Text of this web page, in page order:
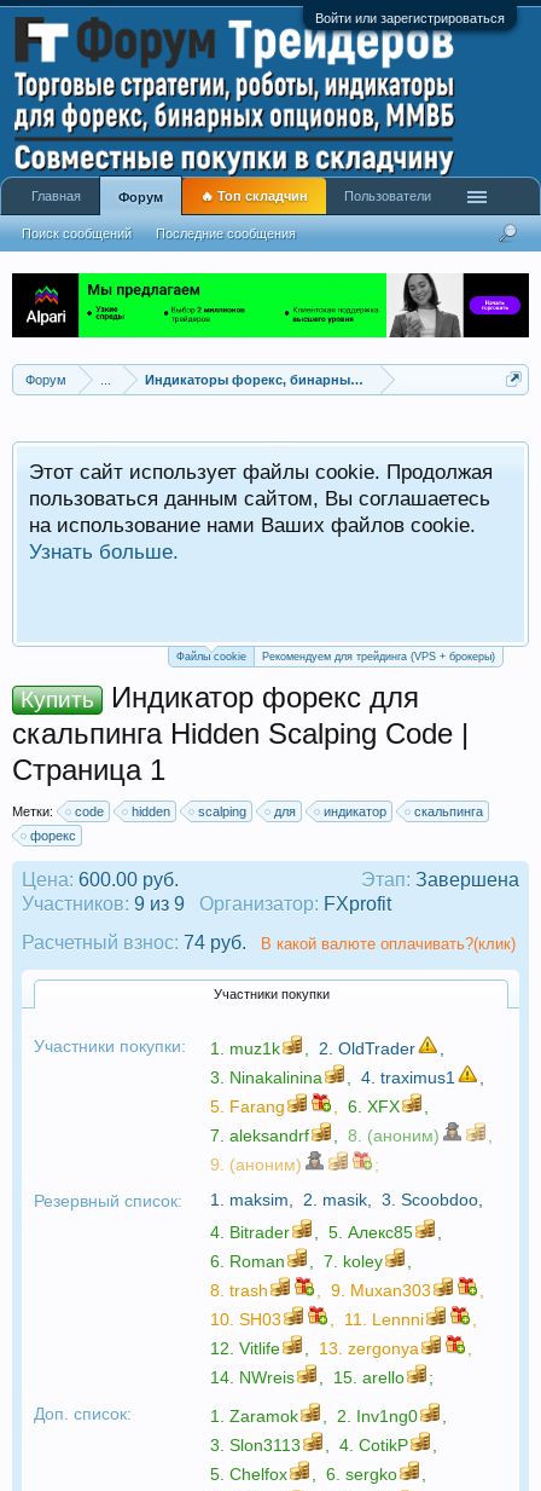
Войти или зарегистрироваться
Форум Индикаторы форекс, бинарных опционов, ММВБ
Этот сайт использует файлы cookie. Продолжая
пользоваться данным сайтом, Вы соглашаетесь
на использование нами Ваших файлов cookie.
Узнать больше.
Файлы cookie Рекомендуем для трейдинга (VPS + брокеры)
Купить
Индикатор форекс для
скальпинга Hidden Scalping Code |
Страница 1
Метки: code hidden scalping для индикатор
скальпинга
форекс
Этап: Завершена
Цена: 600.00 руб.
Участников: 9 из 9 Организатор: FXprofit
Расчетный взнос: 74 руб. В какой валюте оплачивать?(клик)
Участники покупки
Участники покупки: 1. muz1k 2. OldTrader
3. Ninakalinina 4. traximus1
5. Farang 6. XFX
7. aleksandrf 8. (аноним)
9. (аноним)
;
Резервный список:
1. maksim 2. masik 3. Scoobdoo
4. Bitrader 5. Алекс85
6. Roman 7. koley
8. trash 9. Muxan303
10. SH03 11. Lennni
12. Vitlife 13. zergonya
14. NWreis 15. arello
;
Доп. список:
1. Zaramok 2. Inv1ng0
3. Slon3113 4. CotikP
5. Chelfox 6. sergko
Главная Форум
Поиск сообщений Последние сообщения
🔥 Топ складчин Пользователи